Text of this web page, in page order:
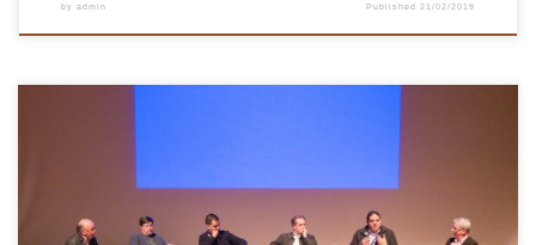
by admin Published 21/02/2019
Nos dias 14 e 15 de fevereiro tiveram lugar no Campus de Azurém da Universidade do Minho,
as XV Jornadas sobre Sistemas Reconfiguráveis, reunindo a comunidade científica nacional